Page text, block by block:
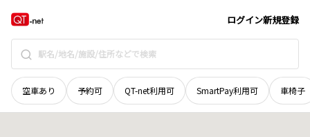
ログイン新規登録
空車あり 予約可 QT-net利用可 SmartPay利用可 車椅子
長野県